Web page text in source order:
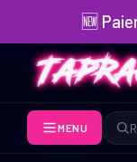
contenu
🆕
MENU